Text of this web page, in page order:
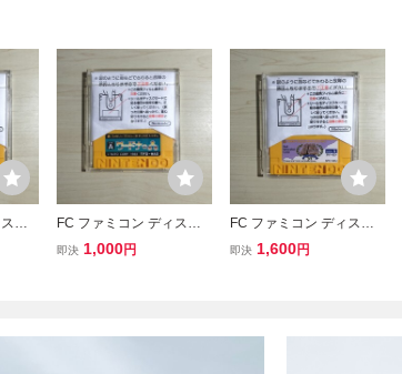
ク
FC ファミコン ディスク
システム ディスクカード
即決 1,000円
FC ファミコン ディスク
システム ディスクカード
即決 1,600円